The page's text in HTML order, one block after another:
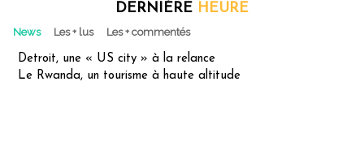
DERNIÈRE HEURE
News Les + lus Les + commentés
Detroit, une « US city » à la relance
Le Rwanda, un tourisme à haute altitude